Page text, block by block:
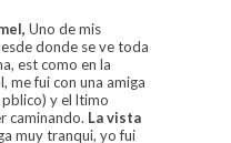
Uno de mis
donde se ve toda
est como en la
me fui con una amiga
y el ltimo
caminando. La vista
muy tranqui, yo fui